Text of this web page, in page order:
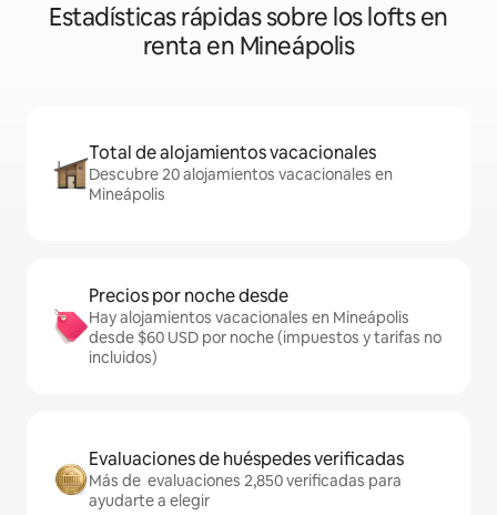
Estadísticas rápidas sobre los lofts en
renta en Mineápolis
Total de alojamientos vacacionales
Descubre 20 alojamientos vacacionales en
Mineápolis
Precios por noche desde
Hay alojamientos vacacionales en Mineápolis
desde $60 USD por noche (impuestos y tarifas no
incluidos)
Evaluaciones de huéspedes verificadas
Más de evaluaciones 2,850 verificadas para
ayudarte a elegir